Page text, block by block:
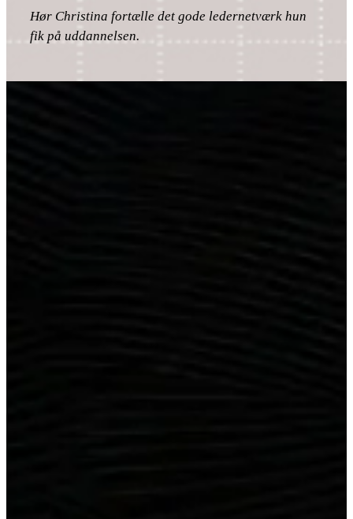
Hør Christina fortælle det gode ledernetværk hun
fik på uddannelsen.